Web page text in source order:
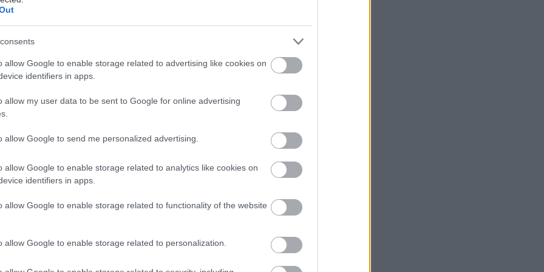
allow Google to enable storage related to advertising like cookies on
identifiers in apps.
allow my user data to be sent to Google for online advertising
allow Google to send me personalized advertising.
allow Google to enable storage related to analytics like cookies on
identifiers in apps.
allow Google to enable storage related to functionality of the website
allow Google to enable storage related to personalization.
την δεκαετία του ’90 και τα λεφτά που ξοδεύονταν σε
στα μπουζούκια, σου έχουμε καλά νέα. Τον γύρο
ίντερνετ κάνουν από σήμερα το πρωί τα βίντεο του πανηγυριού
Γεράκι Λακωνίας, όπου ο τραγουδιστής Γιώργος Βελισσάρης
εμφανίσει με 100 κιλά γαρύφαλλα, τα οποία αδειάζει επάνω του
να σου το λένε και άλλο να το βλέπεις, ιδού το επίμαχο βίντεο.
ανέβασε στον προσωπικό του λογαριασμό στο Instagram